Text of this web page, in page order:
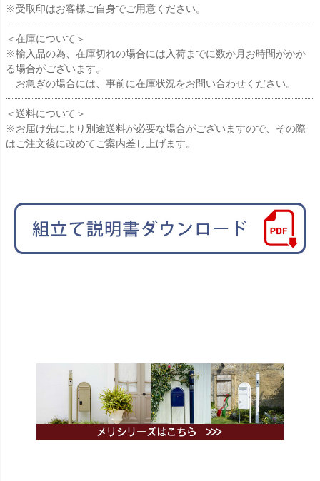
※受取印はお客様ご自身でご用意ください。
＜在庫について＞
※輸入品の為、在庫切れの場合には入荷までに数か月お時間がかか
る場合がございます。
お急ぎの場合には、事前に在庫状況をお問い合わせください。
＜送料について＞
※お届け先により別途送料が必要な場合がございますので、その際
はご注文後に改めてご案内差し上げます。